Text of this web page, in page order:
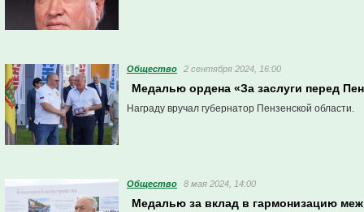
Общество 2 сентября 2024, 16:00
Медалью ордена «За заслуги перед
Награду вручал губернатор Пензенской области.
Общество 8 мая 2024, 14:00
Медалью за вклад в гармонизацию